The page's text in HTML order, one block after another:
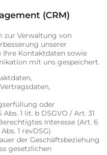
(CRM)
zur Verwaltung von
unserer
Ihre Kontaktdaten sowie
mit uns gespeichert.
oder
1 lit. b DSGVO / Art. 31
Interesse (Art. 6
1 revDSG)
der Geschäftsbeziehung
gesetzlichen